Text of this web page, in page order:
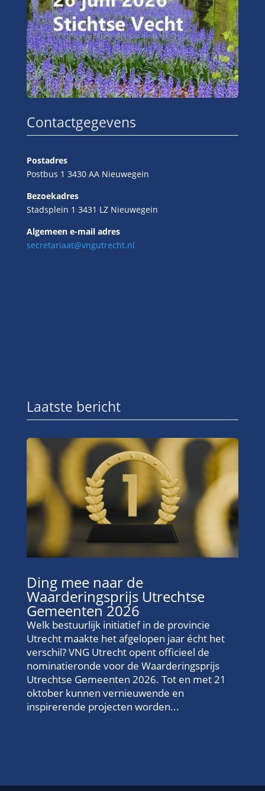
Contactgegevens
Postadres
Postbus 1 3430 AA Nieuwegein
Bezoekadres
Stadsplein 1 3431 LZ Nieuwegein
Algemeen e-mail adres
secretariaat@vngutrecht.nl
Laatste bericht
Ding mee naar de
Waarderingsprijs Utrechtse
Gemeenten 2026
Welk bestuurlijk initiatief in de provincie
Utrecht maakte het afgelopen jaar écht het
verschil? VNG Utrecht opent officieel de
nominatieronde voor de Waarderingsprijs
Utrechtse Gemeenten 2026. Tot en met 21
oktober kunnen vernieuwende en
inspirerende projecten worden...